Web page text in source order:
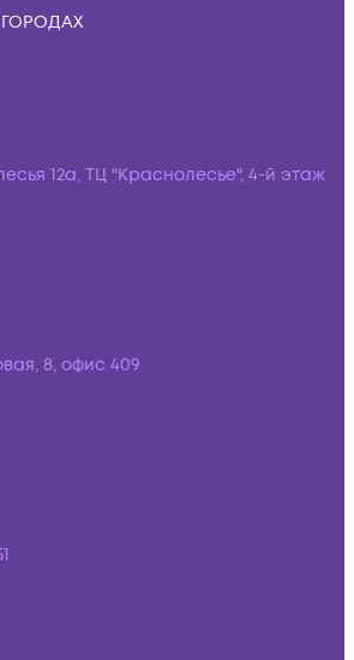
12а, ТЦ "Краснолесье", 4-й этаж
8, офис 409